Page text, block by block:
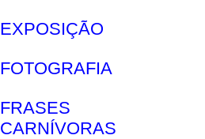
EXPOSIÇÃO
FOTOGRAFIA
FRASES
CARNÍVORAS